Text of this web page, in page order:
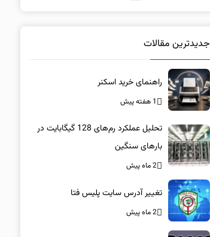
جدیدترین مقالات
راهنمای خرید اسکنر
1 هفته پیش
تحلیل عملکرد رم‌های 128 گیگابایت در
بارهای سنگین
2 ماه پیش
تغییر آدرس سایت پلیس فتا
2 ماه پیش